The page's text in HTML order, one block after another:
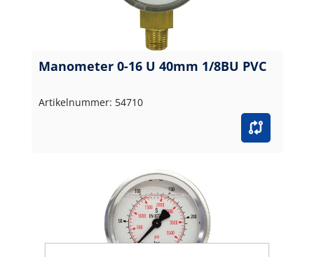
Manometer 0-16 U 40mm 1/8BU PVC
Artikelnummer: 54710